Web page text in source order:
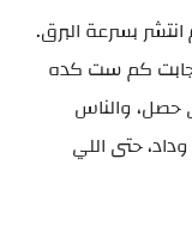
بسرعة البرق.
جابت كم ست كده
حصل، والناس
حتى اللي